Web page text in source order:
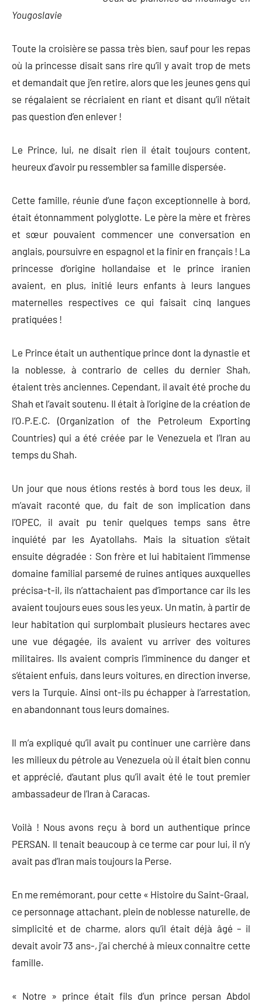
Yougoslavie
Toute la croisière se passa très bien, sauf pour les repas
où la princesse disait sans rire qu’il y avait trop de mets
et demandait que j’en retire, alors que les jeunes gens qui
se régalaient se récriaient en riant et disant qu’il n’était
pas question d’en enlever !
Le Prince, lui, ne disait rien il était toujours content,
heureux d’avoir pu ressembler sa famille dispersée.
Cette famille, réunie d’une façon exceptionnelle à bord,
était étonnamment polyglotte. Le père la mère et frères
et sœur pouvaient commencer une conversation en
anglais, poursuivre en espagnol et la finir en français ! La
princesse d’origine hollandaise et le prince iranien
avaient, en plus, initié leurs enfants à leurs langues
maternelles respectives ce qui faisait cinq langues
pratiquées !
Le Prince était un authentique prince dont la dynastie et
la noblesse, à contrario de celles du dernier Shah,
étaient très anciennes. Cependant, il avait été proche du
Shah et l’avait soutenu. Il était à l’origine de la création de
l’O.P.E.C. (Organization of the Petroleum Exporting
Countries) qui a été créée par le Venezuela et l’Iran au
temps du Shah.
Un jour que nous étions restés à bord tous les deux, il
m’avait raconté que, du fait de son implication dans
l’OPEC, il avait pu tenir quelques temps sans être
inquiété par les Ayatollahs. Mais la situation s’était
ensuite dégradée : Son frère et lui habitaient l’immense
domaine familial parsemé de ruines antiques auxquelles
précisa-t-il, ils n’attachaient pas d’importance car ils les
avaient toujours eues sous les yeux. Un matin, à partir de
leur habitation qui surplombait plusieurs hectares avec
une vue dégagée, ils avaient vu arriver des voitures
militaires. Ils avaient compris l’imminence du danger et
s’étaient enfuis, dans leurs voitures, en direction inverse,
vers la Turquie. Ainsi ont-ils pu échapper à l’arrestation,
en abandonnant tous leurs domaines.
Il m’a expliqué qu’il avait pu continuer une carrière dans
les milieux du pétrole au Venezuela où il était bien connu
et apprécié, d‘autant plus qu’il avait été le tout premier
ambassadeur de l’Iran à Caracas.
Voilà ! Nous avons reçu à bord un authentique prince
PERSAN. Il tenait beaucoup à ce terme car pour lui, il n’y
avait pas d’Iran mais toujours la Perse.
En me remémorant, pour cette « Histoire du Saint-Graal,
ce personnage attachant, plein de noblesse naturelle, de
simplicité et de charme, alors qu’il était déjà âgé – il
devait avoir 73 ans-, j’ai cherché à mieux connaitre cette
famille.
« Notre » prince était fils d’un prince persan Abdol